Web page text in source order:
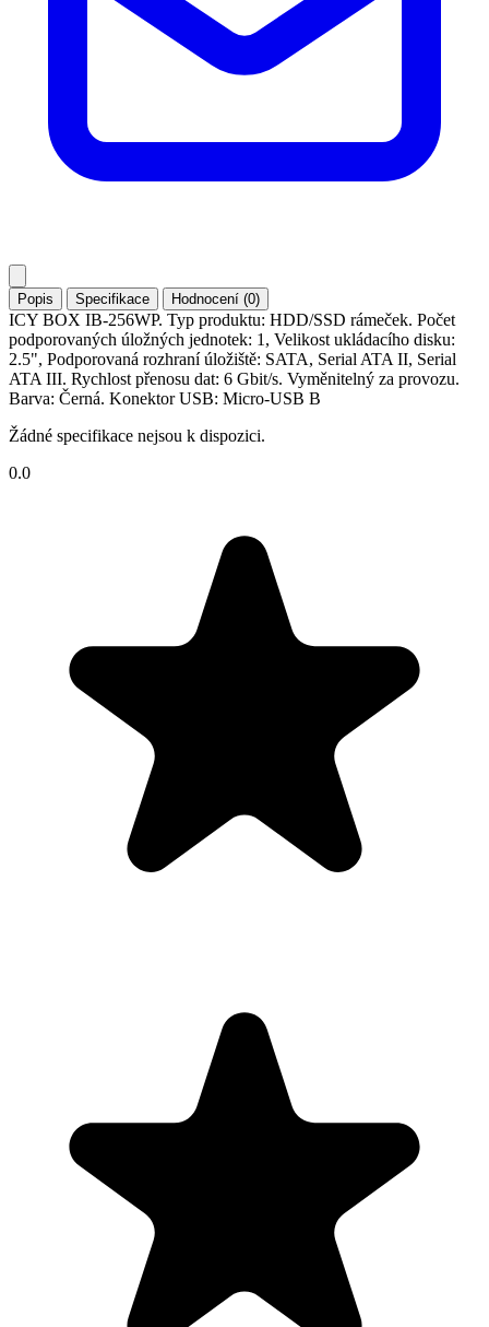
Popis Specifikace Hodnocení (0)
ICY BOX IB-256WP. Typ produktu: HDD/SSD rámeček. Počet
podporovaných úložných jednotek: 1, Velikost ukládacího disku:
2.5", Podporovaná rozhraní úložiště: SATA, Serial ATA II, Serial
ATA III. Rychlost přenosu dat: 6 Gbit/s. Vyměnitelný za provozu.
Barva: Černá. Konektor USB: Micro-USB B
Žádné specifikace nejsou k dispozici.
0.0